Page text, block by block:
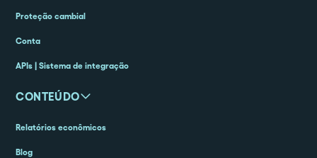
Proteção cambial
Conta
APIs | Sistema de integração
CONTEÚDO
Relatórios econômicos
Blog